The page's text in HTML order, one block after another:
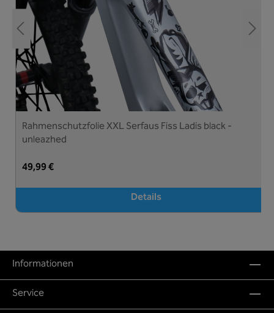
Rahmenschutzfolie XXL Serfaus Fiss Ladis black -
unleazhed
49,99 €
Details
Informationen
Service